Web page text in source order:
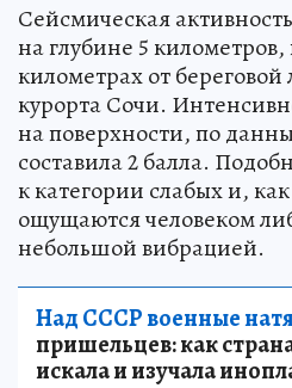
Сейсмическая
на глубине 5
километрах от
курорта Сочи.
на поверхности, по
составила 2 балла.
к категории слабых и,
ощущаются человеком
небольшой вибрацией.
Над СССР военные
пришельцев: как
искала и изучала